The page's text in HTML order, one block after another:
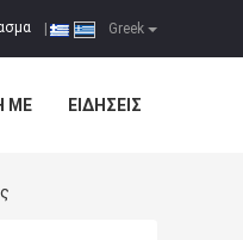
Greek
ΜΕ ΕΙΔΉΣΕΙΣ